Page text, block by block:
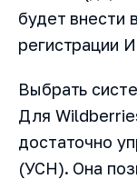
будет внести
регистрации
Выбрать
Для
достаточно
(УСН). Она